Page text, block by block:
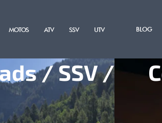
MOTOS ATV SSV UTV BLOG
/ SSV /